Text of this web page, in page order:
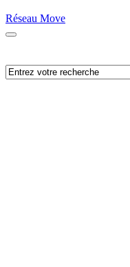
Réseau Move